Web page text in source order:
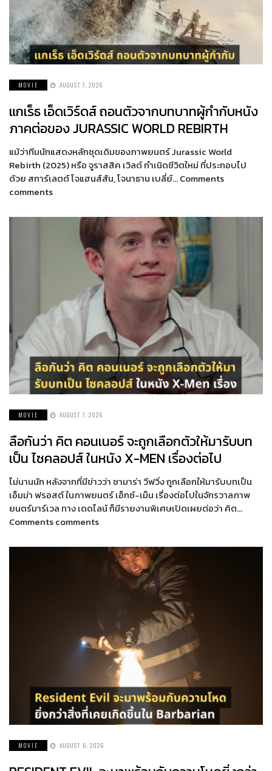
MOVIE AUGUST 7, 2026
แกเร็ธ เอ็ดเวิร์ดส์ ถอนตัวจากบทบาทผู้กำกับหนัง
ภาคต่อของ JURASSIC WORLD REBIRTH
แม้ว่าทีมนักแสดงหลักชุดเดิมของภาพยนตร์ Jurassic World
Rebirth (2025) หรือ จูราสสิค เวิลด์ กำเนิดชีวิตใหม่ ที่ประกอบไป
ด้วย สการ์เลตต์ โจแฮนส์สัน, โจนาธาน เบลี่ย์… Comments
comments
MOVIE AUGUST 7, 2026
ลือกันว่า คิต คอนเนอร์ จะถูกเลือกตัวให้มารับบท
เป็น ไซคลอปส์ ในหนัง X-MEN เรื่องต่อไป
ไม่นานนัก หลังจากที่มีข่าวว่า ซามาร่า วีฟวิ่ง ถูกเลือกให้มารับบทเป็น
เอ็มม่า ฟรอสต์ ในภาพยนตร์ เอ็กซ์-เม็น เรื่องต่อไปในจักรวาลภาพ
ยนตร์มาร์เวล ทาง เดดไลน์ ก็มีรายงานพิเศษเปิดเผยต่อว่า คิต…
Comments comments
MOVIE AUGUST 6, 2026